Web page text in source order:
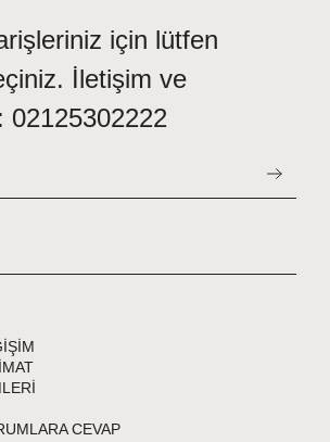
için lütfen
İletişim ve
02125302222
CEVAP